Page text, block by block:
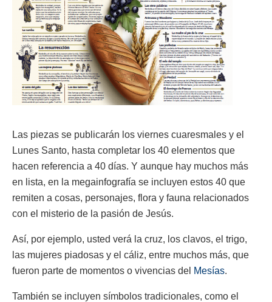
Las piezas se publicarán los viernes cuaresmales y el
Lunes Santo, hasta completar los 40 elementos que
hacen referencia a 40 días. Y aunque hay muchos más
en lista, en la megainfografía se incluyen estos 40 que
remiten a cosas, personajes, flora y fauna relacionados
con el misterio de la pasión de Jesús.
Así, por ejemplo, usted verá la cruz, los clavos, el trigo,
las mujeres piadosas y el cáliz, entre muchos más, que
fueron parte de momentos o vivencias del Mesías.
También se incluyen símbolos tradicionales, como el